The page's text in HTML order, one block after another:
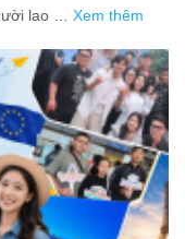
lao … Xem thêm